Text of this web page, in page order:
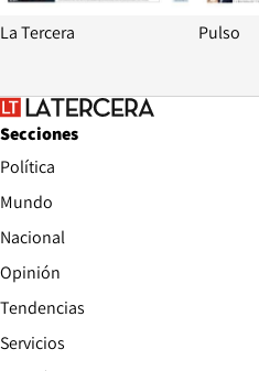
La Tercera Pulso
Secciones
Política
Mundo
Nacional
Opinión
Tendencias
Servicios